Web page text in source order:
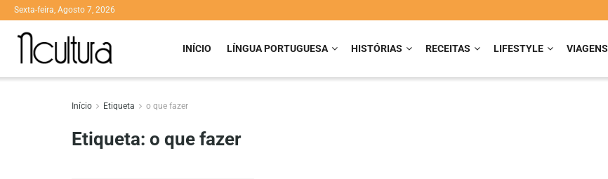
Sexta-feira, Agosto 7, 2026
INÍCIO LÍNGUA PORTUGUESA HISTÓRIAS RECEITAS LIFESTYLE VIAGENS
Início Etiqueta o que fazer
Etiqueta: o que fazer